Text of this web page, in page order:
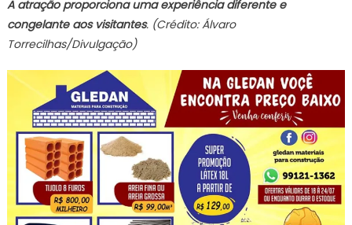
A atração proporciona uma experiência diferente e
congelante aos visitantes. (Crédito: Álvaro
Torrecilhas/Divulgação)